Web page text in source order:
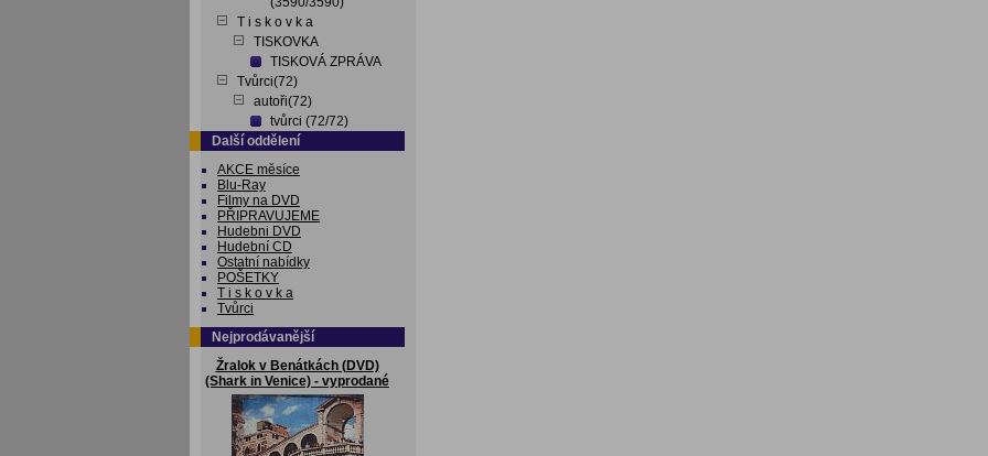
T i s k o v k a
TISKOVKA
TISKOVÁ ZPRÁVA
Tvůrci(72)
autoři(72)
tvůrci (72/72)
Další oddělení
AKCE měsíce
Blu-Ray
Filmy na DVD
PŘIPRAVUJEME
Hudebni DVD
Hudební CD
Ostatní nabídky
POŠETKY
T i s k o v k a
Tvůrci
Nejprodávanější
Žralok v Benátkách (DVD)
(Shark in Venice) - vyprodané